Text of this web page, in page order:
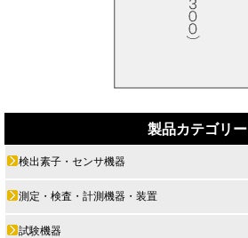
製品カテゴリー
検出素子・センサ機器
測定・検査・計測機器・装置
試験機器